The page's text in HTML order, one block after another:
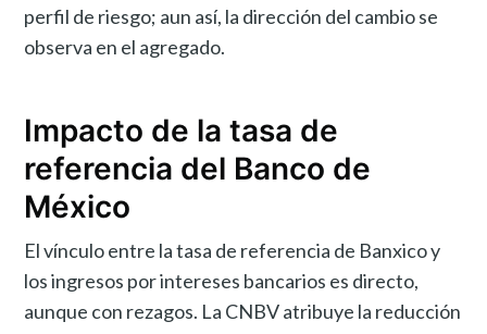
perfil de riesgo; aun así, la dirección del cambio se
observa en el agregado.
Impacto de la tasa de
referencia del Banco de
México
El vínculo entre la tasa de referencia de Banxico y
los ingresos por intereses bancarios es directo,
aunque con rezagos. La CNBV atribuye la reducción